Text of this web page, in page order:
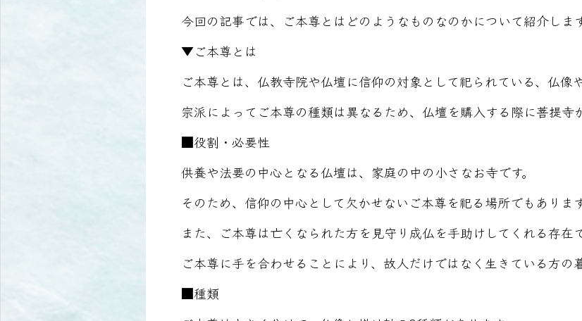
今回の記事では、ご本尊とはどのようなものなのかについて紹介します
▼ご本尊とは
ご本尊とは、仏教寺院や仏壇に信仰の対象として祀られている、仏像
宗派によってご本尊の種類は異なるため、仏壇を購入する際に菩提寺
■役割・必要性
供養や法要の中心となる仏壇は、家庭の中の小さなお寺です。
そのため、信仰の中心として欠かせないご本尊を祀る場所でもあります
また、ご本尊は亡くなられた方を見守り成仏を手助けしてくれる存在で
ご本尊に手を合わせることにより、故人だけではなく生きている方の
■種類